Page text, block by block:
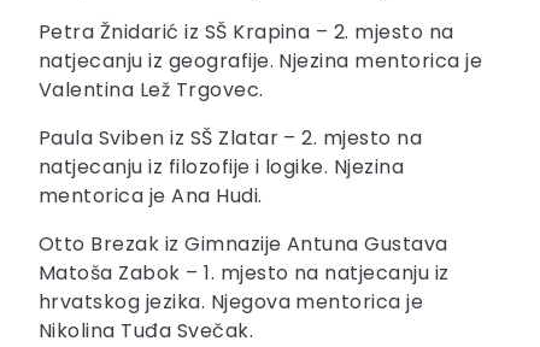
Petra Žnidarić iz SŠ Krapina – 2. mjesto na
natjecanju iz geografije. Njezina mentorica je
Valentina Lež Trgovec.
Paula Sviben iz SŠ Zlatar – 2. mjesto na
natjecanju iz filozofije i logike. Njezina
mentorica je Ana Hudi.
Otto Brezak iz Gimnazije Antuna Gustava
Matoša Zabok – 1. mjesto na natjecanju iz
hrvatskog jezika. Njegova mentorica je
Nikolina Tuđa Svečak.